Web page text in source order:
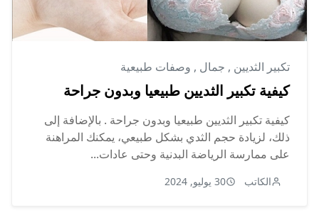
تكبير الثديين , جمال , وصفات طبيعية
كيفية تكبير الثديين طبيعيا وبدون جراحة
كيفية تكبير الثديين طبيعيا وبدون جراحة . بالإضافة إلى
ذلك، لزيادة حجم الثدي بشكل طبيعي، يمكنك المراهنة
على ممارسة الرياضة البدنية وحتى عادات...
الكاتب 30 يوليو, 2024